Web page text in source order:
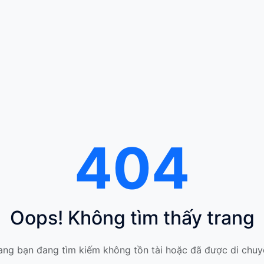
404
Oops! Không tìm thấy trang
bạn đang tìm kiếm không tồn tài hoặc đã được di